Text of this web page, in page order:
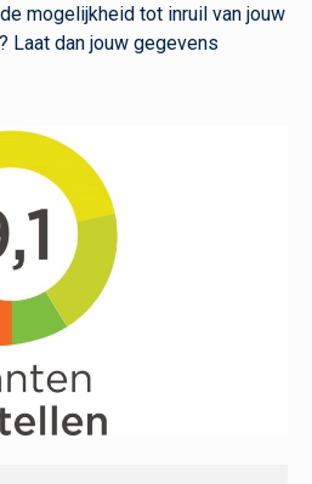
mogelijkheid tot inruil van jouw
Laat dan jouw gegevens